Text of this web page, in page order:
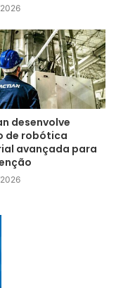
Irena
desenvolve
de robótica
avançada para